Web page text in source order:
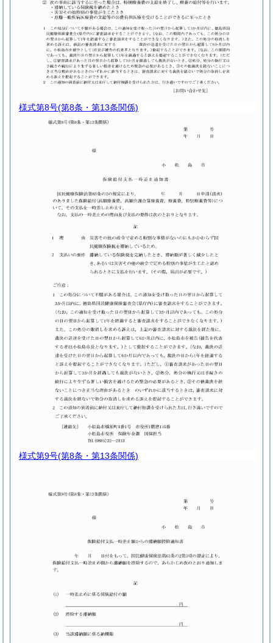
様式第8号(第8条・第13条関係)
様式第9号(第8条・第13条関係)